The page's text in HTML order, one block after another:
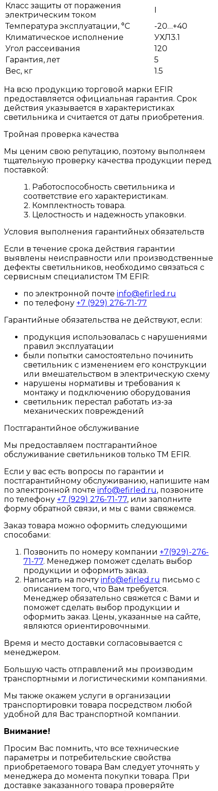
Класс защиты от поражения
электрическим током
I
Температура эксплуатации, °С
-20…+40
Климатическое исполнение
УХЛ3.1
Угол рассеивания
120
Гарантия, лет
5
Вес, кг
1.5
На всю продукцию торговой марки EFIR
предоставляется официальная гарантия. Срок
действия указывается в характеристиках
светильника и считается от даты приобретения.
Тройная проверка качества
Мы ценим свою репутацию, поэтому выполняем
тщательную проверку качества продукции перед
поставкой:
Работоспособность светильника и
соответствие его характеристикам.
Комплектность товара.
Целостность и надежность упаковки.
Условия выполнения гарантийных обязательств
Если в течение срока действия гарантии
выявлены неисправности или производственные
дефекты светильников, необходимо связаться с
сервисным специалистом ТМ EFIR:
по электронной почте info@efirled.ru
по телефону +7 (929) 276-71-77
Гарантийные обязательства не действуют, если:
продукция использовалась с нарушениями
правил эксплуатации
были попытки самостоятельно починить
светильник с изменением его конструкции
или вмешательством в электрическую схему
нарушены нормативы и требования к
монтажу и подключению оборудования
светильник перестал работать из-за
механических повреждений
Постгарантийное обслуживание
Мы предоставляем постгарантийное
обслуживание светильников только ТМ EFIR.
Если у вас есть вопросы по гарантии и
постгарантийному обслуживанию, напишите нам
по электронной почте info@efirled.ru, позвоните
по телефону +7 (929) 276-71-77, или заполните
форму обратной связи, и мы с вами свяжемся.
Заказ товара можно оформить следующими
способами:
Позвонить по номеру компании +7(929)-276-
71-77. Менеджер поможет сделать выбор
продукции и оформить заказ.
Написать на почту info@efirled.ru письмо с
описанием того, что Вам требуется.
Менеджер обязательно свяжется с Вами и
поможет сделать выбор продукции и
оформить заказ. Цены, указанные на сайте,
являются ориентировочными.
Время и место доставки согласовывается с
менеджером.
Большую часть отправлений мы производим
транспортными и логистическими компаниями.
Мы также окажем услуги в организации
транспортировки товара посредством любой
удобной для Вас транспортной компании.
Внимание!
Просим Вас помнить, что все технические
параметры и потребительские свойства
приобретаемого товара Вам следует уточнять у
менеджера до момента покупки товара. При
доставке заказанного товара проверяйте